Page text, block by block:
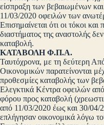
είσπραξη των βεβαιωμένων
11/03/2020 οφειλών των
Επισημαίνεται ότι οι τόκοι
διαστήματος της αναστολής
καταβολή.
ΚΑΤΑΒΟΛΗ Φ.Π.Α.
Ταυτόχρονα, με τη δεύτερη
Οικονομικών παρατείνονται
προθεσμίες καταβολής των
Ελεγκτικά Κέντρα οφειλών
φόρου προς καταβολή
από 11/03/2020 έως και 30/04/
επλήγησαν οικονομικά λόγω